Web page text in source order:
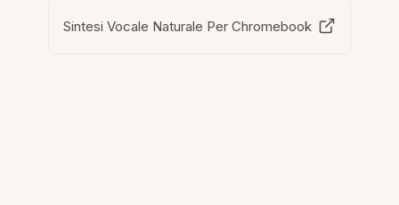
Sintesi Vocale Naturale Per Chromebook